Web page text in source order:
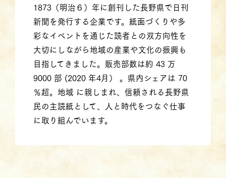
1873（明治６）年に創刊した長野県で日刊
新聞を発行する企業です。紙面づくりや多
彩なイベントを通じた読者との双方向性を
大切にしながら地域の産業や文化の振興も
目指してきました。販売部数は約 43 万
9000 部 (2020 年4月） 。県内シェアは 70
％超。地域 に親しまれ、信頼される長野県
民の主読紙として、人と時代をつなぐ仕事
に取り組んでいます。